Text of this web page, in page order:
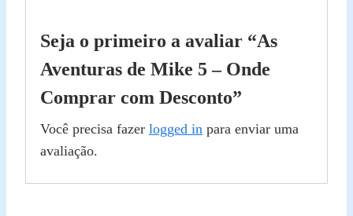
Seja o primeiro a avaliar “As
Aventuras de Mike 5 – Onde
Comprar com Desconto”
Você precisa fazer logged in para enviar uma
avaliação.